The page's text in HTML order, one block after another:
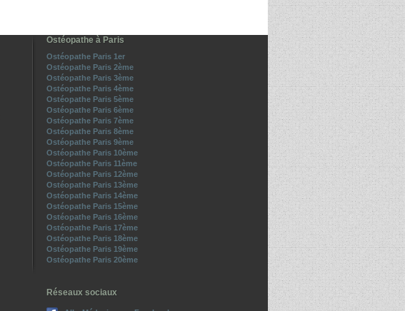
Ostéopathe à Paris
Ostéopathe Paris 1er
Ostéopathe Paris 2ème
Ostéopathe Paris 3ème
Ostéopathe Paris 4ème
Ostéopathe Paris 5ème
Ostéopathe Paris 6ème
Ostéopathe Paris 7ème
Ostéopathe Paris 8ème
Ostéopathe Paris 9ème
Ostéopathe Paris 10ème
Ostéopathe Paris 11ème
Ostéopathe Paris 12ème
Ostéopathe Paris 13ème
Ostéopathe Paris 14ème
Ostéopathe Paris 15ème
Ostéopathe Paris 16ème
Ostéopathe Paris 17ème
Ostéopathe Paris 18ème
Ostéopathe Paris 19ème
Ostéopathe Paris 20ème
Réseaux sociaux